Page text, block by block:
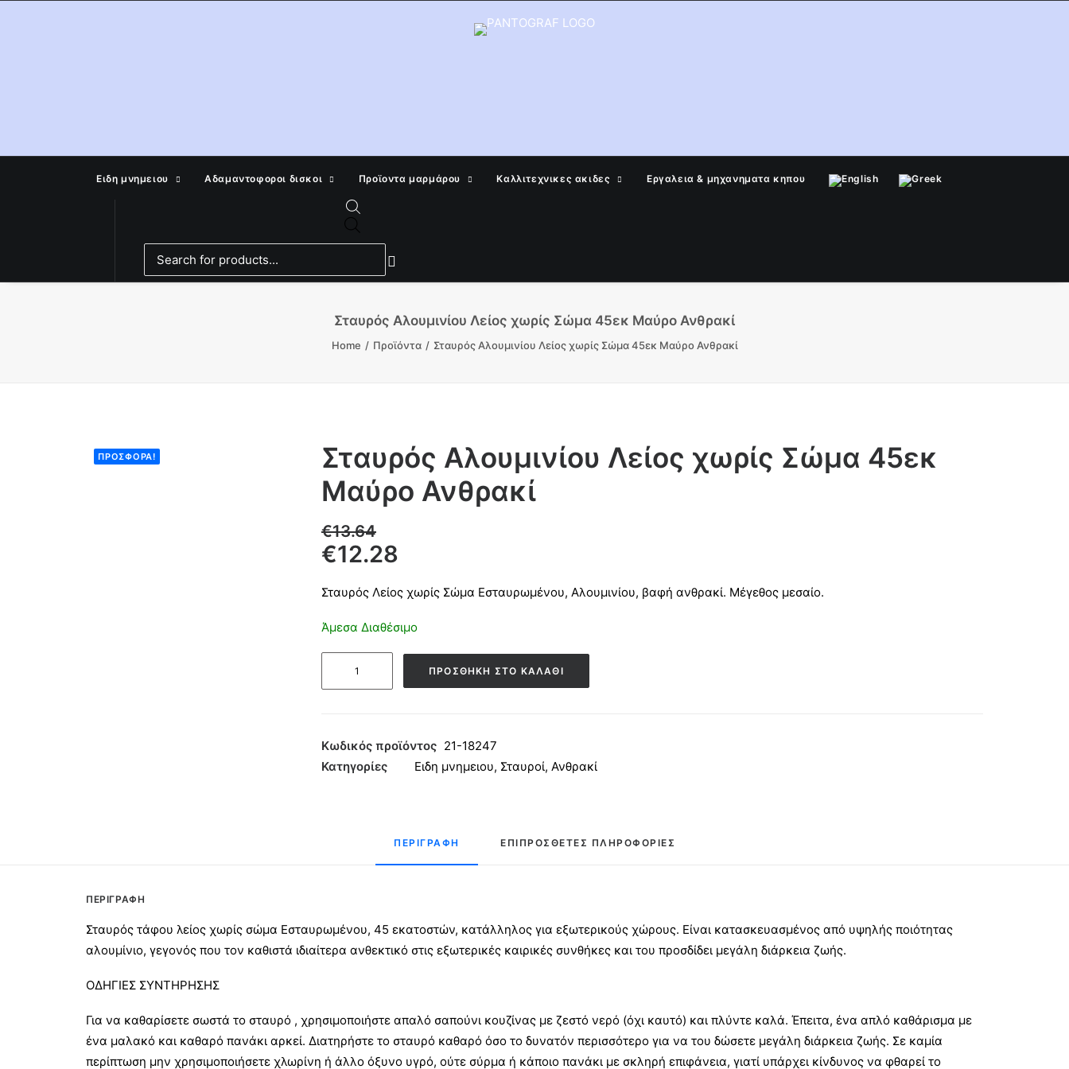
Ειδη μνημειου Αδαμαντοφοροι δισκοι Προϊοντα μαρμάρου Καλλιτεχνικες ακιδες Εργαλεια & μηχανηματα κηπου
search
Σταυρός Αλουμινίου Λείος χωρίς Σώμα 45εκ Μαύρο Ανθρακί
Home Προϊόντα Σταυρός Αλουμινίου Λείος χωρίς Σώμα 45εκ Μαύρο Ανθρακί
ΠΡΟΣΦΟΡΆ!
Σταυρός Αλουμινίου Λείος χωρίς Σώμα 45εκ
Μαύρο Ανθρακί
€13.64
€12.28
Σταυρός Λείος χωρίς Σώμα Εσταυρωμένου, Αλουμινίου, βαφή ανθρακί. Μέγεθος μεσαίο.
Άμεσα Διαθέσιμο
Σώμα
45εκ
ΠΡΟΣΘΉΚΗ ΣΤΟ ΚΑΛΆΘΙ
Κωδικός προϊόντος 21-18247
Κατηγορίες
Ειδη μνημειου, Σταυροί, Ανθρακί
ΠΕΡΙΓΡΑΦΉ ΕΠΙΠΡΌΣΘΕΤΕΣ ΠΛΗΡΟΦΟΡΊΕΣ
ΠΕΡΙΓΡΑΦΉ
Σταυρός τάφου λείος χωρίς σώμα Εσταυρωμένου, 45 εκατοστών, κατάλληλος για εξωτερικούς χώρους. Είναι κατασκευασμένος από υψηλής ποιότητας
αλουμίνιο, γεγονός που τον καθιστά ιδιαίτερα ανθεκτικό στις εξωτερικές καιρικές συνθήκες και του προσδίδει μεγάλη διάρκεια ζωής.
ΟΔΗΓΙΕΣ ΣΥΝΤΗΡΗΣΗΣ
Για να καθαρίσετε σωστά το σταυρό , χρησιμοποιήστε απαλό σαπούνι κουζίνας με ζεστό νερό (όχι καυτό) και πλύντε καλά. Έπειτα, ένα απλό καθάρισμα με
ένα μαλακό και καθαρό πανάκι αρκεί. Διατηρήστε το σταυρό καθαρό όσο το δυνατόν περισσότερο για να του δώσετε μεγάλη διάρκεια ζωής. Σε καμία
περίπτωση μην χρησιμοποιήσετε χλωρίνη ή άλλο όξυνο υγρό, ούτε σύρμα ή κάποιο πανάκι με σκληρή επιφάνεια, γιατί υπάρχει κίνδυνος να φθαρεί το